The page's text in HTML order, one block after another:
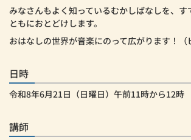
みなさんもよく知っているむかしばなしを、す
ともにおとどけします。
おはなしの世界が音楽にのって広がります！（
日時
令和8年6月21日（日曜日）午前11時から12時
講師